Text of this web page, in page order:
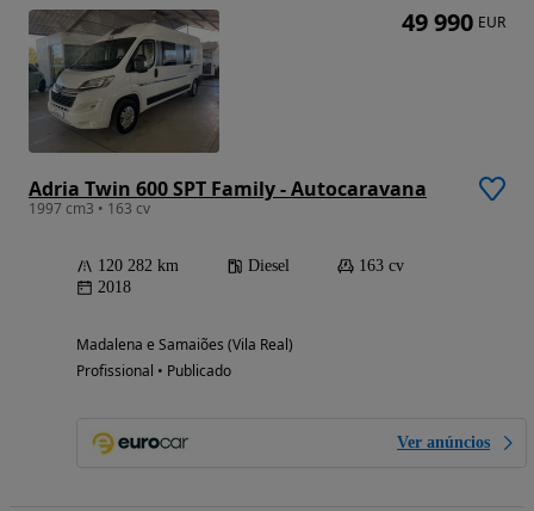
Adria Twin 600 SPT Family - Autocaravana
1997 cm3 • 163 cv
120 282 km Diesel
163 cv
2018
Madalena e Samaiões (Vila Real)
Profissional • Publicado
Ver anúncios
49 990 EUR